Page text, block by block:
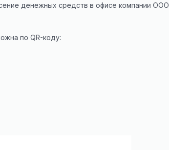
денежных средств в офисе компании ООО
по QR-коду: